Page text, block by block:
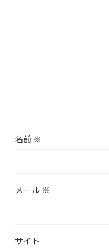
名前 ※
メール ※
サイト